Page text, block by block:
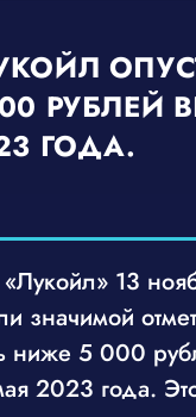
РУБЛЕЙ
ГОДА.
13
значимой
ниже 5 000
2023 года.